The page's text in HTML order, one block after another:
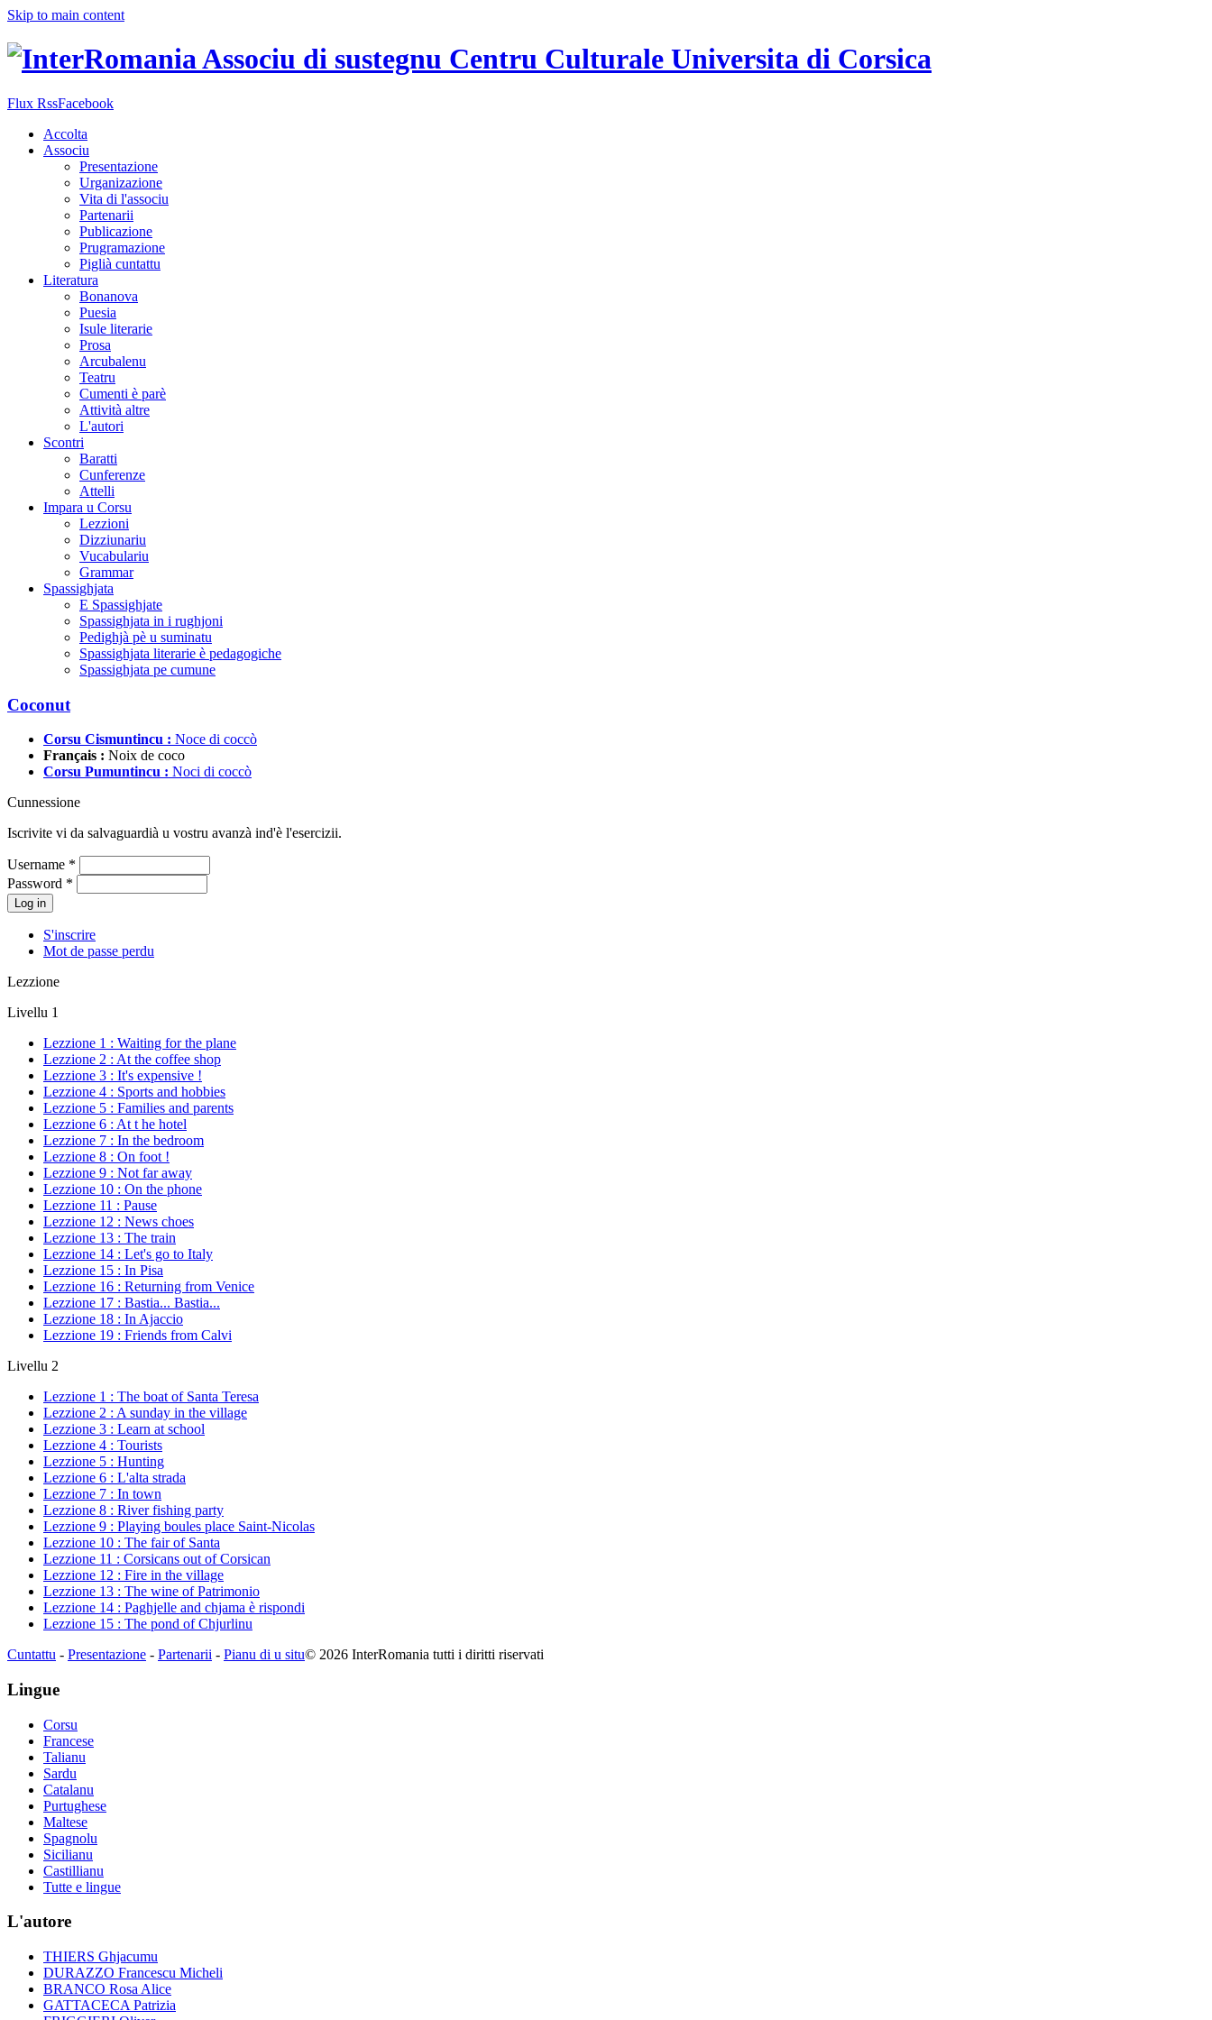
Skip to main content
Flux RssFacebook
Accolta
Associu
Presentazione
Urganizazione
Vita di l'associu
Partenarii
Publicazione
Prugramazione
Piglià cuntattu
Literatura
Bonanova
Puesia
Isule literarie
Prosa
Arcubalenu
Teatru
Cumenti è parè
Attività altre
L'autori
Scontri
Baratti
Cunferenze
Attelli
Impara u Corsu
Lezzioni
Dizziunariu
Vucabulariu
Grammar
Spassighjata
E Spassighjate
Spassighjata in i rughjoni
Pedighjà pè u suminatu
Spassighjata literarie è pedagogiche
Spassighjata pe cumune
Coconut
Corsu Cismuntincu : Noce di coccò
Français : Noix de coco
Corsu Pumuntincu : Noci di coccò
Cunnessione
Iscrivite vi da salvaguardià u vostru avanzà ind'è l'esercizii.
Username *
Password *
S'inscrire
Mot de passe perdu
Lezzione
Livellu 1
Lezzione 1 : Waiting for the plane
Lezzione 2 : At the coffee shop
Lezzione 3 : It's expensive !
Lezzione 4 : Sports and hobbies
Lezzione 5 : Families and parents
Lezzione 6 : At t he hotel
Lezzione 7 : In the bedroom
Lezzione 8 : On foot !
Lezzione 9 : Not far away
Lezzione 10 : On the phone
Lezzione 11 : Pause
Lezzione 12 : News choes
Lezzione 13 : The train
Lezzione 14 : Let's go to Italy
Lezzione 15 : In Pisa
Lezzione 16 : Returning from Venice
Lezzione 17 : Bastia... Bastia...
Lezzione 18 : In Ajaccio
Lezzione 19 : Friends from Calvi
Livellu 2
Lezzione 1 : The boat of Santa Teresa
Lezzione 2 : A sunday in the village
Lezzione 3 : Learn at school
Lezzione 4 : Tourists
Lezzione 5 : Hunting
Lezzione 6 : L'alta strada
Lezzione 7 : In town
Lezzione 8 : River fishing party
Lezzione 9 : Playing boules place Saint-Nicolas
Lezzione 10 : The fair of Santa
Lezzione 11 : Corsicans out of Corsican
Lezzione 12 : Fire in the village
Lezzione 13 : The wine of Patrimonio
Lezzione 14 : Paghjelle and chjama è rispondi
Lezzione 15 : The pond of Chjurlinu
Cuntattu - Presentazione - Partenarii - Pianu di u situ© 2026 InterRomania tutti i diritti riservati
Lingue
Corsu
Francese
Talianu
Sardu
Catalanu
Purtughese
Maltese
Spagnolu
Sicilianu
Castillianu
Tutte e lingue
L'autore
THIERS Ghjacumu
DURAZZO Francescu Micheli
BRANCO Rosa Alice
GATTACECA Patrizia